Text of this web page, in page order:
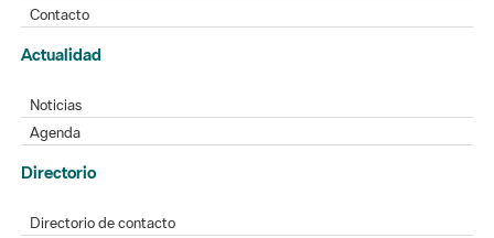
Contacto
Actualidad
Noticias
Agenda
Directorio
Directorio de contacto